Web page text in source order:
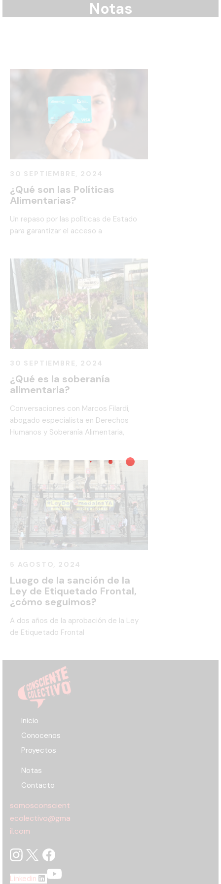
Inicio
Nuestra historia
Proyectos
Contacto
Notas
30 SEPTIEMBRE, 2024
¿Qué son las Políticas
Alimentarias?
Un repaso por las políticas de Estado
para garantizar el acceso a
30 SEPTIEMBRE, 2024
¿Qué es la soberanía
alimentaria?
Conversaciones con Marcos Filardi,
abogado especialista en Derechos
Humanos y Soberanía Alimentaria,
5 AGOSTO, 2024
Luego de la sanción de la
Ley de Etiquetado Frontal,
¿cómo seguimos?
A dos años de la aprobación de la Ley
de Etiquetado Frontal
Inicio
Conocenos
Proyectos
Notas
Contacto
somosconscient
ecolectivo@gma
il.com
Linkedin